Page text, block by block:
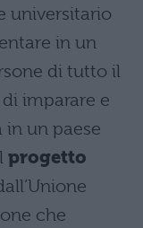
universitario
in un
di tutto il
imparare e
in un paese
progetto
che